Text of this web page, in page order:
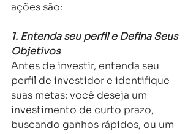
ações são:
1. Entenda seu perfil e Defina Seus
Objetivos
Antes de investir, entenda seu
perfil de investidor e identifique
suas metas: você deseja um
investimento de curto prazo,
buscando ganhos rápidos, ou um